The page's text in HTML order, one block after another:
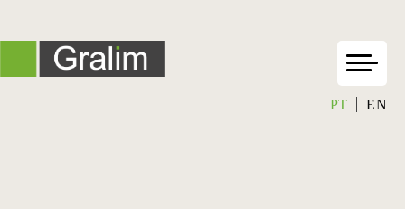
PT EN